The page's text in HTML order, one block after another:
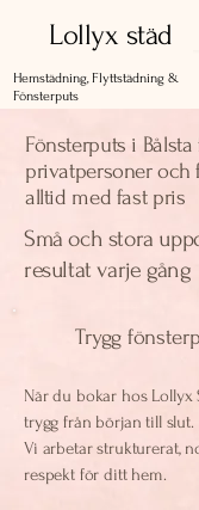
Hemstädning, Flyttstädning &
Fönsterputs
Lollyx städ
Fönsterputs i Bålsta
privatpersoner och
alltid med fast pris
Små och stora
resultat varje gång
Trygg
När du bokar hos Lollyx
trygg från början till slut.
Vi arbetar strukturerat,
respekt för ditt hem.